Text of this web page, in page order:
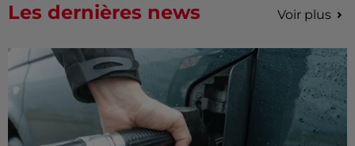
Les dernières news Voir plus